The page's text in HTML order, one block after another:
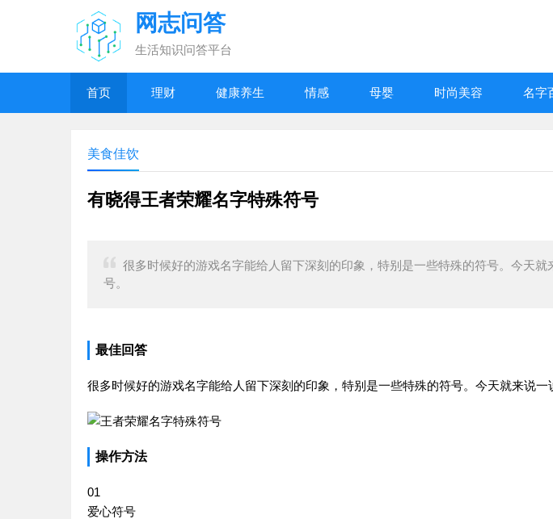
网志问答
生活知识问答平台
首页 理财 健康养生 情感 母婴 时尚美容 名字
美食佳饮
有晓得王者荣耀名字特殊符号
很多时候好的游戏名字能给人留下深刻的印象，特别是一些特殊的符号。今天就
号。
最佳回答
很多时候好的游戏名字能给人留下深刻的印象，特别是一些特殊的符号。今天就来说一
操作方法
01
爱心符号